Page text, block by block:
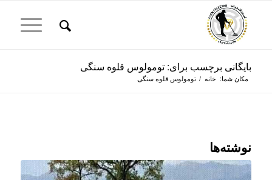
بایگانی برچسب برای: تومولوس قلوه سنگی
مکان شما: خانه / تومولوس قلوه سنگی
نوشته‌ها